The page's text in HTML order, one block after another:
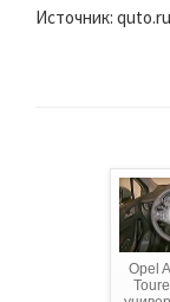
Источник: quto.ru
Opel